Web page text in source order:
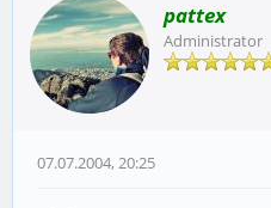
pattex
Administrator
07.07.2004, 20:25